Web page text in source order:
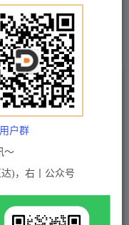
文字广告火爆招租
，小白易上手，可
户群
～
)，右丨公众号